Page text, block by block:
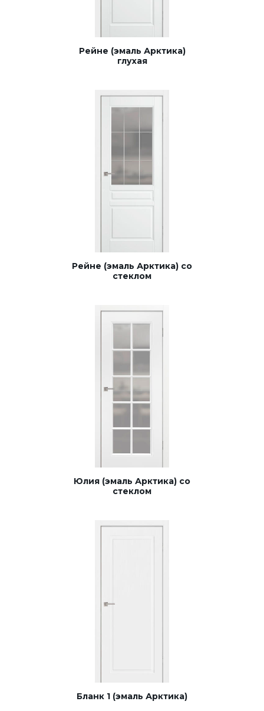
Рейне (эмаль Арктика)
глухая
Рейне (эмаль Арктика) со
стеклом
Юлия (эмаль Арктика) со
стеклом
Бланк 1 (эмаль Арктика)